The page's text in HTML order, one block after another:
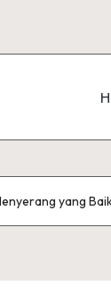
yang